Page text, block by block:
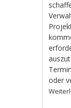
oder